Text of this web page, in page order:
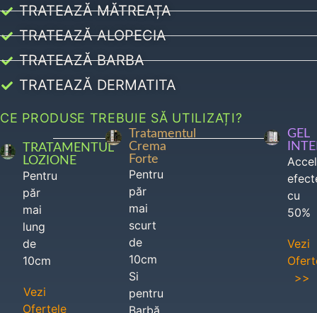
TRATEAZĂ MĂTREAȚA
TRATEAZĂ ALOPECIA
TRATEAZĂ BARBA
TRATEAZĂ DERMATITA
CE PRODUSE TREBUIE SĂ UTILIZAȚI?
TRATAMENTUL
LOZIONE
Pentru
păr
mai
lung
de
10cm
Vezi
Ofertele
Tratamentul
Crema
Forte
Pentru
păr
mai
scurt
de
10cm
Si
pentru
GEL
cu
50%
Vezi
>>